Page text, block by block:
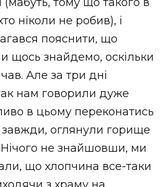
ніколи не робив), і
пояснити, що
щось знайдемо, оскільки
Але за три дні
нам говорили дуже
в цьому переконатись
завжди, оглянули горище
Нічого не знайшовши, ми
що хлопчина все-таки